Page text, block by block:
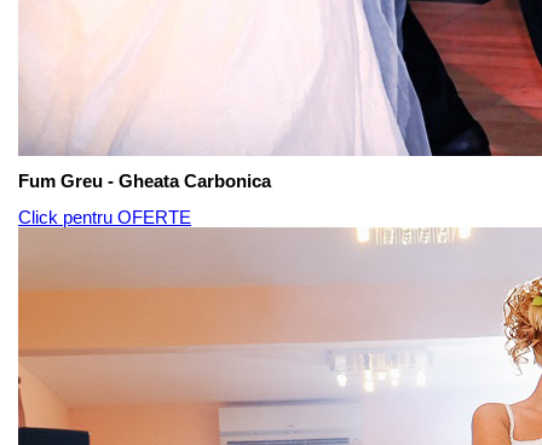
Fum Greu - Gheata Carbonica
Click pentru OFERTE